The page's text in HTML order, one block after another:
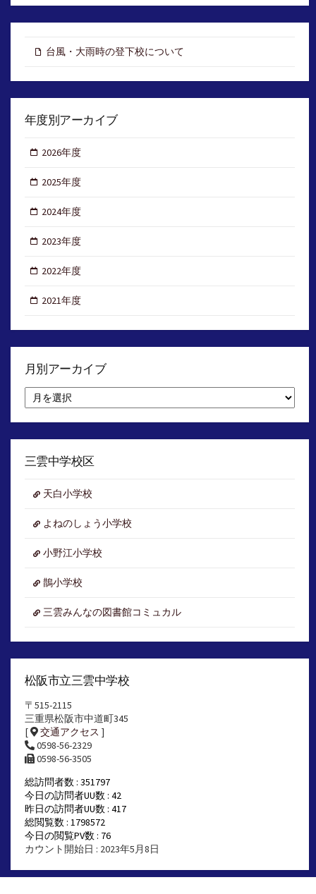
台風・大雨時の登下校について
年度別アーカイブ
2026年度
2025年度
2024年度
2023年度
2022年度
2021年度
月別アーカイブ
別
ア
イ
三雲中学校区
天白小学校
よねのしょう小学校
小野江小学校
鵲小学校
三雲みんなの図書館コミュカル
松阪市立三雲中学校
〒515-2115
三重県松阪市中道町345
[
交通アクセス ]
0598-56-2329
0598-56-3505
総訪問者数 : 351797
今日の訪問者UU数 : 42
昨日の訪問者UU数 : 417
総閲覧数 : 1798572
今日の閲覧PV数 : 76
カウント開始日 : 2023年5月8日